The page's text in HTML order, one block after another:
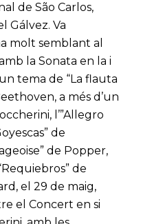
de São Carlos,
Gálvez. Va
molt semblant al
la Sonata en la i
tema de “La flauta
a més d’un
l’”Allegro
de
de Popper,
de
el 29 de maig,
el Concert en si